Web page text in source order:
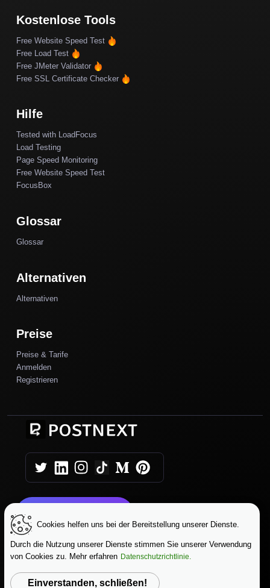
Kostenlose Tools
Free Website Speed Test
Free Load Test
Free JMeter Validator
Free SSL Certificate Checker
Hilfe
Tested with LoadFocus
Load Testing
Page Speed Monitoring
Free Website Speed Test
FocusBox
Glossar
Glossar
Alternativen
Alternativen
Preise
Preise & Tarife
Anmelden
Registrieren
Copyright © 2025 AutoPush | AGB |
|
Cookies helfen uns bei der Bereitstellung unserer Dienste.
Durch die Nutzung unserer Dienste stimmen Sie unserer Verwendung
von Cookies zu. Mehr erfahren Datenschutzrichtlinie.
Einverstanden, schließen!